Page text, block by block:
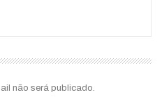
não será publicado.